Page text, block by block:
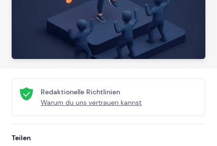
Redaktionelle Richtlinien
Warum du uns vertrauen kannst
Teilen